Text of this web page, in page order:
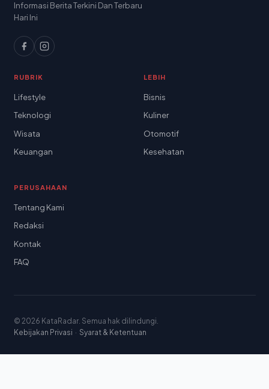
Informasi Berita Terkini Dan Terbaru
Hari Ini
RUBRIK
Lifestyle
Teknologi
Wisata
Keuangan
LEBIH
Bisnis
Kuliner
Otomotif
Kesehatan
PERUSAHAAN
Tentang Kami
Redaksi
Kontak
FAQ
© 2026 KataRadar. Semua hak dilindungi.
Kebijakan Privasi · Syarat & Ketentuan